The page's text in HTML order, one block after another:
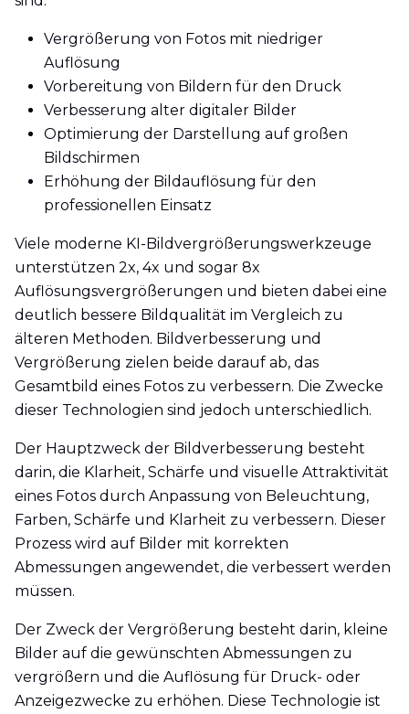
Vergrößerung von Fotos mit niedriger
Auflösung
Vorbereitung von Bildern für den Druck
Verbesserung alter digitaler Bilder
Optimierung der Darstellung auf großen
Bildschirmen
Erhöhung der Bildauflösung für den
professionellen Einsatz
Viele moderne KI-Bildvergrößerungswerkzeuge
unterstützen 2x, 4x und sogar 8x
Auflösungsvergrößerungen und bieten dabei eine
deutlich bessere Bildqualität im Vergleich zu
älteren Methoden. Bildverbesserung und
Vergrößerung zielen beide darauf ab, das
Gesamtbild eines Fotos zu verbessern. Die Zwecke
dieser Technologien sind jedoch unterschiedlich.
Der Hauptzweck der Bildverbesserung besteht
darin, die Klarheit, Schärfe und visuelle Attraktivität
eines Fotos durch Anpassung von Beleuchtung,
Farben, Schärfe und Klarheit zu verbessern. Dieser
Prozess wird auf Bilder mit korrekten
Abmessungen angewendet, die verbessert werden
müssen.
Der Zweck der Vergrößerung besteht darin, kleine
Bilder auf die gewünschten Abmessungen zu
vergrößern und die Auflösung für Druck- oder
Anzeigezwecke zu erhöhen. Diese Technologie ist